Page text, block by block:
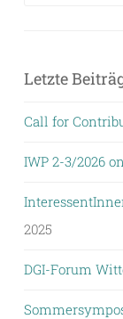
Letzte
Call for
IWP 2-3/2026
2025
DGI-Forum